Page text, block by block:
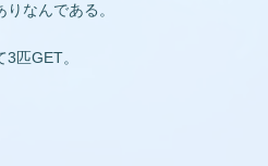
なんである。
匹GET。